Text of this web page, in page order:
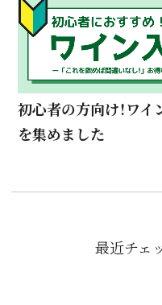
初心者の方向け！ワ
を集めました
最近チェ